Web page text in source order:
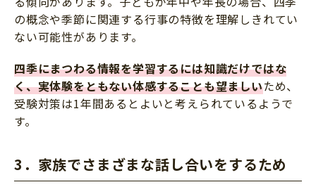
の概念や季節に関連する行事の特徴を理解しきれてい
ない可能性があります。
四季にまつわる情報を学習するには知識だけではな
く、実体験をともない体感することも望ましいため、
受験対策は1年間あるとよいと考えられているようで
す。
3．家族でさまざまな話し合いをするため